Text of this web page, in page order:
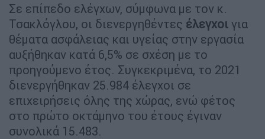
Σε επίπεδο ελέγχων, σύμφωνα με τον κ.
Τσακλόγλου, οι διενεργηθέντες έλεγχοι για
θέματα ασφάλειας και υγείας στην εργασία
αυξήθηκαν κατά 6,5% σε σχέση με το
προηγούμενο έτος. Συγκεκριμένα, το 2021
διενεργήθηκαν 25.984 έλεγχοι σε
επιχειρήσεις όλης της χώρας, ενώ φέτος
στο πρώτο οκτάμηνο του έτους έγιναν
συνολικά 15.483.